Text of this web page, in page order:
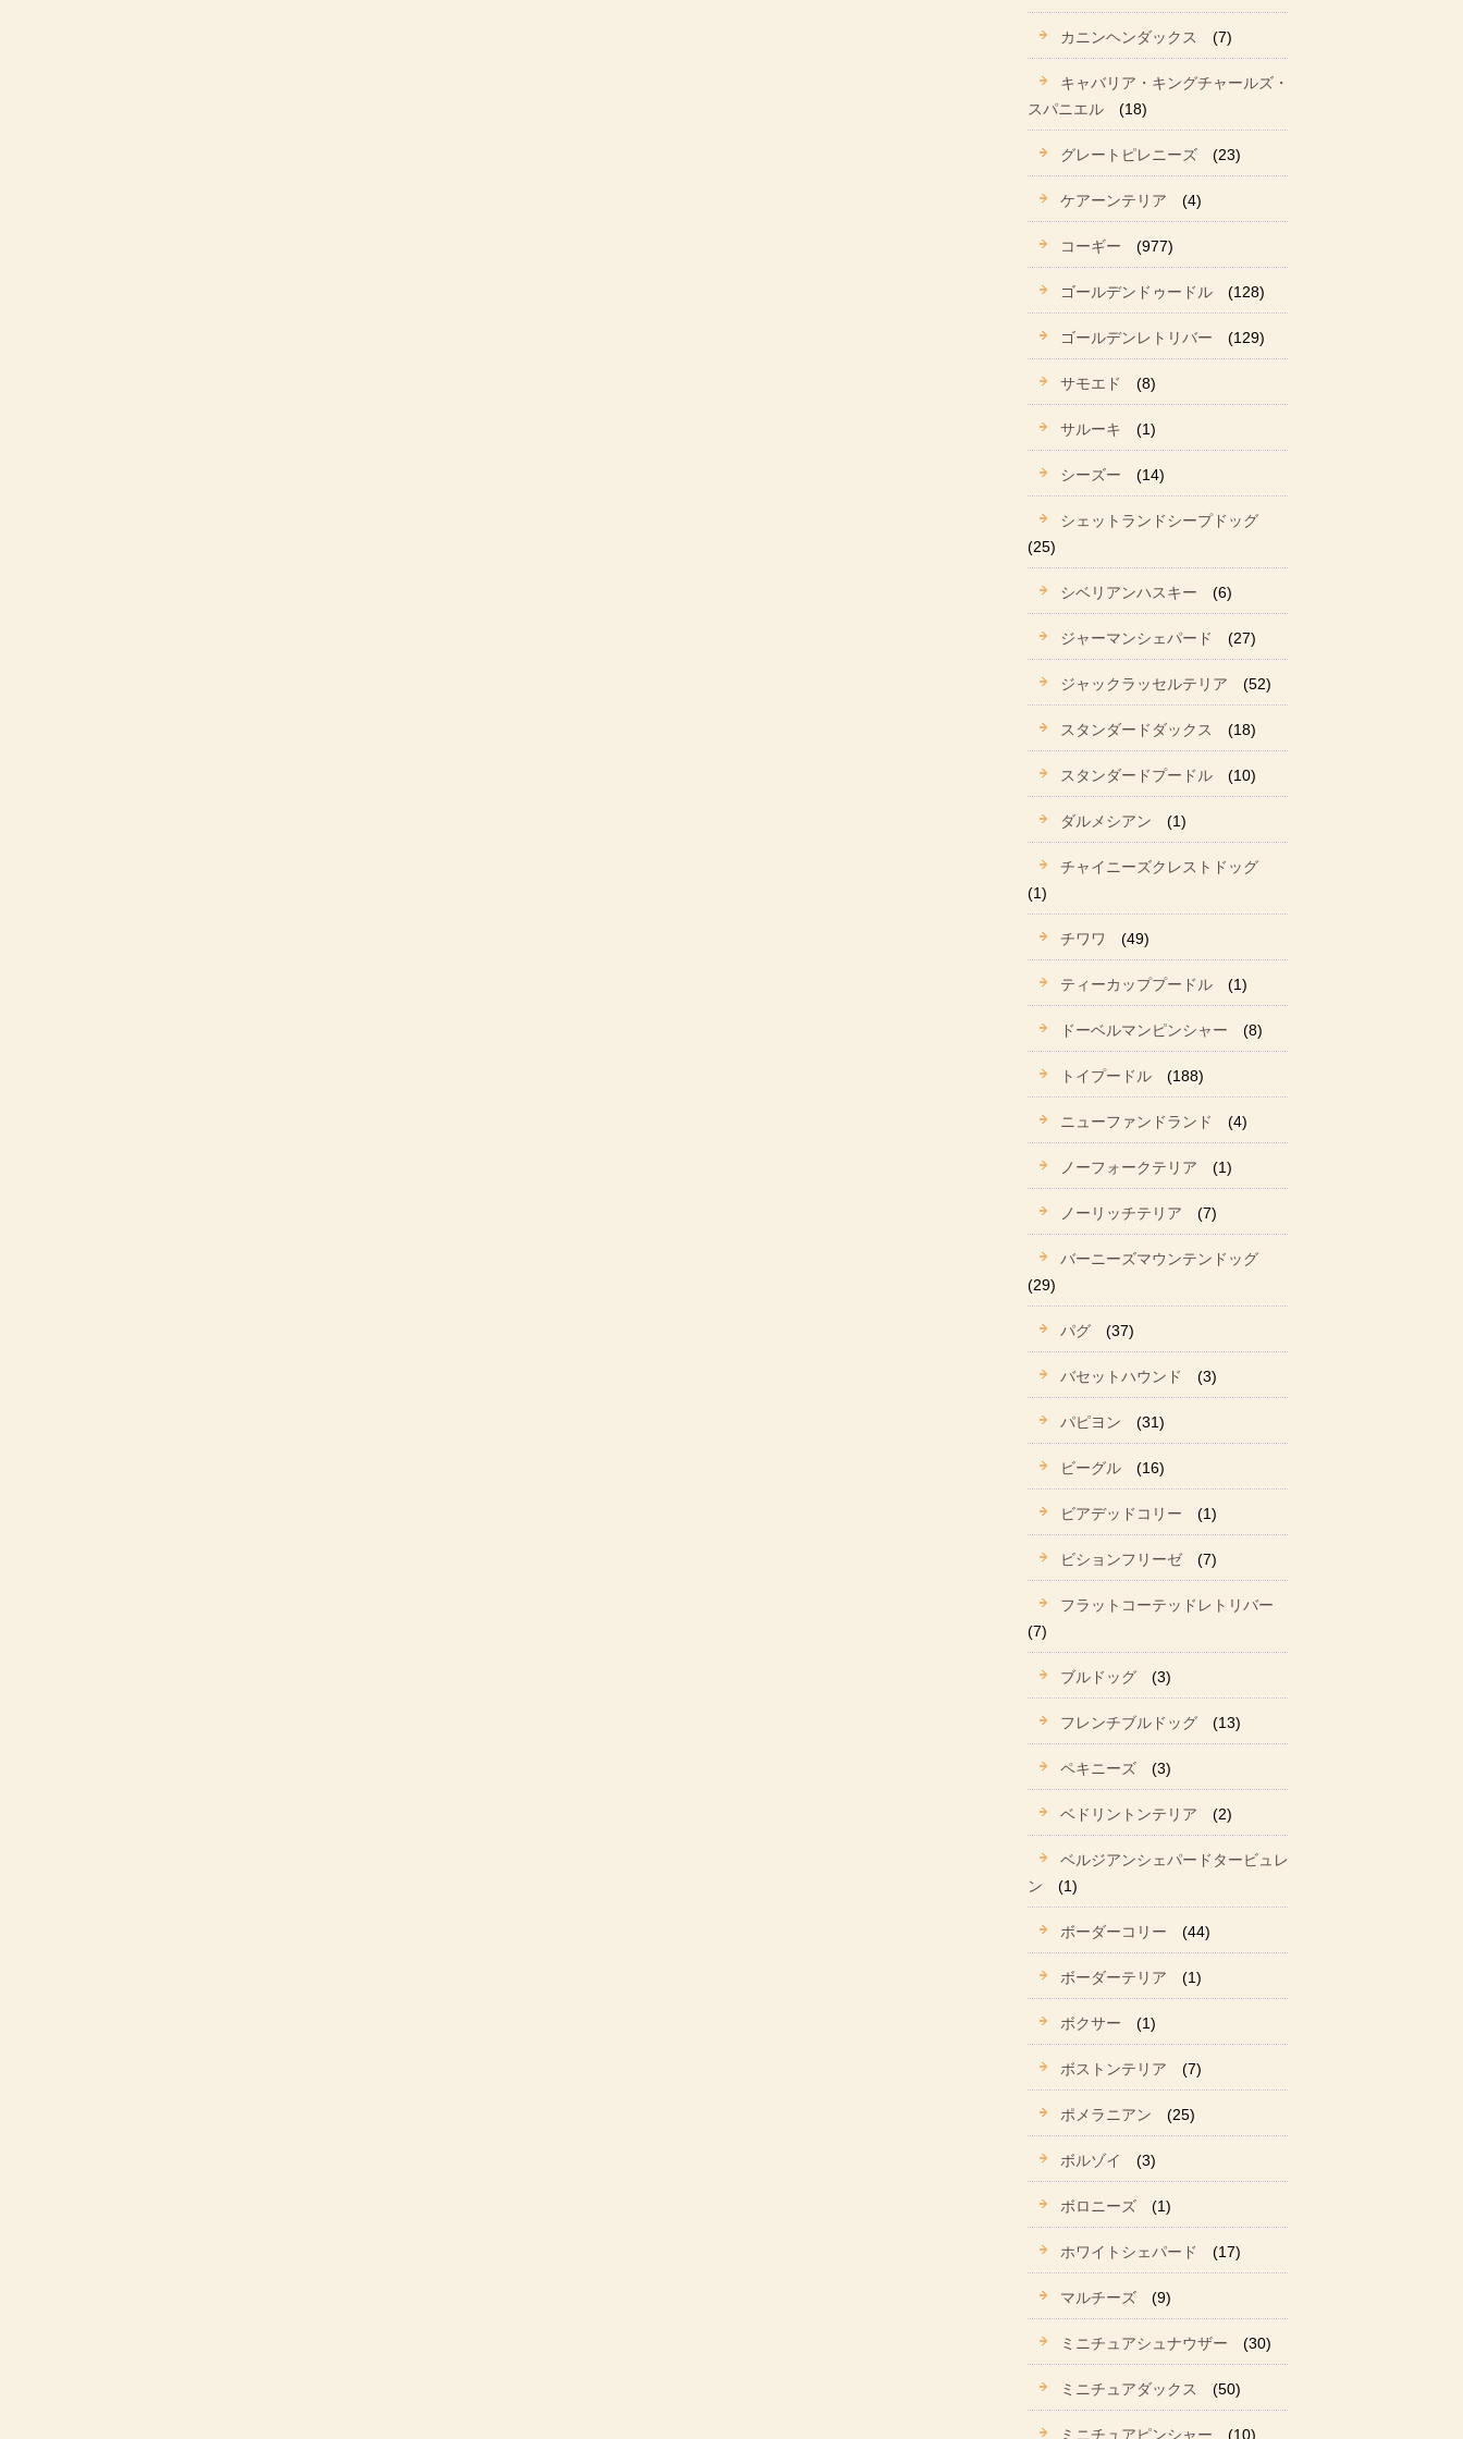
カニンヘンダックス (7)
キャバリア・キングチャールズ・
スパニエル
(18)
グレートピレニーズ (23)
ケアーンテリア (4)
コーギー (977)
ゴールデンドゥードル (128)
ゴールデンレトリバー (129)
サモエド (8)
サルーキ (1)
シーズー (14)
シェットランドシープドッグ
(25)
シベリアンハスキー (6)
ジャーマンシェパード (27)
ジャックラッセルテリア (52)
スタンダードダックス (18)
スタンダードプードル (10)
ダルメシアン (1)
チャイニーズクレストドッグ
(1)
チワワ (49)
ティーカッププードル (1)
ドーベルマンピンシャー (8)
トイプードル (188)
ニューファンドランド (4)
ノーフォークテリア (1)
ノーリッチテリア (7)
バーニーズマウンテンドッグ
(29)
パグ (37)
バセットハウンド (3)
パピヨン (31)
ビーグル (16)
ビアデッドコリー (1)
ビションフリーゼ (7)
フラットコーテッドレトリバー
(7)
ブルドッグ (3)
フレンチブルドッグ (13)
ペキニーズ (3)
ベドリントンテリア (2)
ベルジアンシェパードタービュレ
ン
(1)
ボーダーコリー (44)
ボーダーテリア (1)
ボクサー (1)
ボストンテリア (7)
ポメラニアン (25)
ボルゾイ (3)
ボロニーズ (1)
ホワイトシェパード (17)
マルチーズ (9)
ミニチュアシュナウザー (30)
ミニチュアダックス (50)
ミニチュアピンシャー (10)